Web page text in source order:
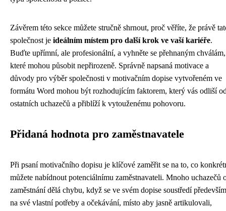
Závěrem této sekce můžete stručně shrnout, proč věříte, že právě
společnost je ideálním místem pro další krok ve vaší kariéře.
Buďte upřímní, ale profesionální, a vyhněte se přehnaným chválám,
které mohou působit nepřirozeně. Správně napsaná motivace a
důvody pro výběr společnosti v motivačním dopise vytvořeném ve
formátu Word mohou být rozhodujícím faktorem, který vás odliší
ostatních uchazečů a přiblíží k vytouženému pohovoru.
Přidaná hodnota pro zaměstnavatele
Při psaní motivačního dopisu je klíčové zaměřit se na to, co
můžete nabídnout potenciálnímu zaměstnavateli. Mnoho uchazečů
zaměstnání dělá chybu, když se ve svém dopise soustředí především
na své vlastní potřeby a očekávání, místo aby jasně artikulovali,